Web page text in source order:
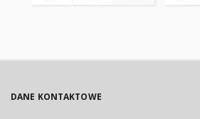
DANE KONTAKTOWE